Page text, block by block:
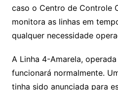
caso o Centro de Controle
monitora as linhas em
qualquer necessidade
A Linha 4-Amarela,
funcionará normalmente.
tinha sido anunciada para